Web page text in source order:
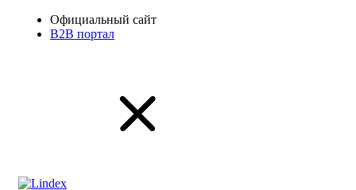
Официальный сайт
B2B портал